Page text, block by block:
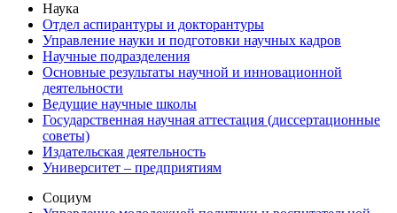
Наука
Отдел аспирантуры и докторантуры
Управление науки и подготовки научных кадров
Научные подразделения
Основные результаты научной и инновационной
деятельности
Ведущие научные школы
Государственная научная аттестация (диссертационные
советы)
Издательская деятельность
Университет – предприятиям
Социум